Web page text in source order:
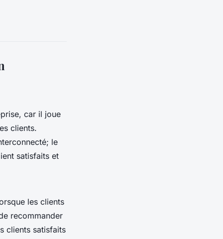
car il joue
clients.
le
satisfaits et
les clients
recommander
clients satisfaits